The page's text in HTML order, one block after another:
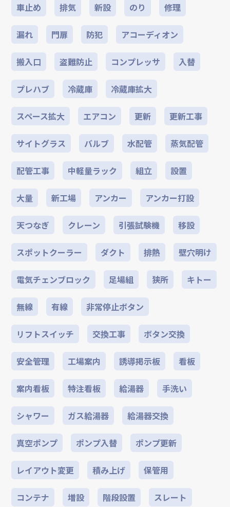
車止め 排気 新設 のり 修理
漏れ 門扉 防犯 アコーディオン
搬入口 盗難防止 コンプレッサ 入替
プレハブ 冷蔵庫 冷蔵庫拡大
スペース拡大 エアコン 更新 更新工事
サイトグラス バルブ 水配管 蒸気配管
配管工事 中軽量ラック 組立 設置
大量 新工場 アンカー アンカー打設
天つなぎ クレーン 引張試験機 移設
スポットクーラー ダクト 排熱 壁穴明け
電気チェンブロック 足場組 狭所 キトー
無線 有線 非常停止ボタン
リフトスイッチ 交換工事 ボタン交換
安全管理 工場案内 誘導掲示板 看板
案内看板 特注看板 給湯器 手洗い
シャワー ガス給湯器 給湯器交換
真空ポンプ ポンプ入替 ポンプ更新
レイアウト変更 積み上げ 保管用
コンテナ 増設 階段設置 スレート